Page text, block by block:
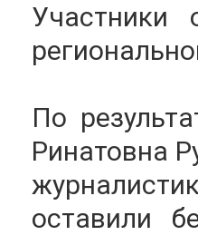
По
Ринатовна
оставили